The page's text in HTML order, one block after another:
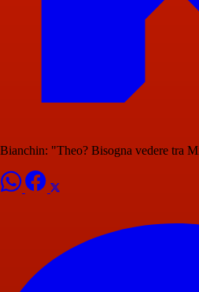
Bianchin: "Theo? Bisogna vedere tra